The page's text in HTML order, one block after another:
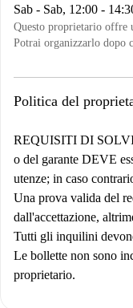
Sab - Sab, 12:00 -
Questo proprietario offre
Potrai organizzarlo dopo
Politica del
REQUISITI DI
o del garante DEVE
utenze; in caso
Una prova valida del
dall'accettazione,
Tutti gli inquilini
Le bollette non sono
proprietario.